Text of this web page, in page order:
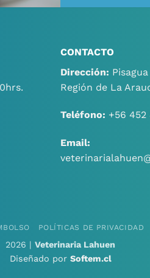
CONTACTO
Dirección:
Región de La
Teléfono: +56 452
Email:
POLÍTICAS DE PRIVACIDAD
2026 | Veterinaria Lahuen
Diseñado por Softem.cl